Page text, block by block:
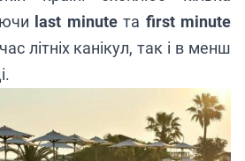
last minute та first minute
літніх канікул, так і в менш